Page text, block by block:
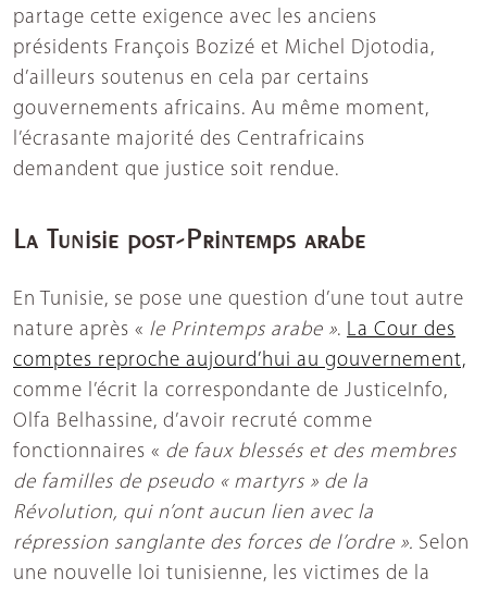
partage cette exigence avec les anciens
présidents François Bozizé et Michel Djotodia,
d’ailleurs soutenus en cela par certains
gouvernements africains. Au même moment,
l’écrasante majorité des Centrafricains
demandent que justice soit rendue.
La Tunisie post-Printemps arabe
En Tunisie, se pose une question d’une tout autre
nature après « le Printemps arabe ». La Cour des
comptes reproche aujourd’hui au gouvernement,
comme l’écrit la correspondante de JusticeInfo,
Olfa Belhassine, d’avoir recruté comme
fonctionnaires « de faux blessés et des membres
de familles de pseudo « martyrs » de la
Révolution, qui n’ont aucun lien avec la
répression sanglante des forces de l’ordre ». Selon
une nouvelle loi tunisienne, les victimes de la